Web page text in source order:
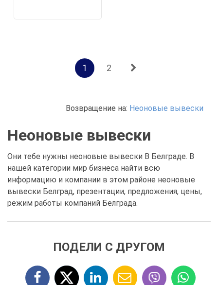
1 2
Возвращение на: Неоновые вывески
Неоновые вывески
Они тебе нужны неоновые вывески В Белграде. В
нашей категории мир бизнеса найти всю
информацию и компании в этом районе неоновые
вывески Белград, презентации, предложения, цены,
режим работы компаний Белграда.
ПОДЕЛИ С ДРУГОМ